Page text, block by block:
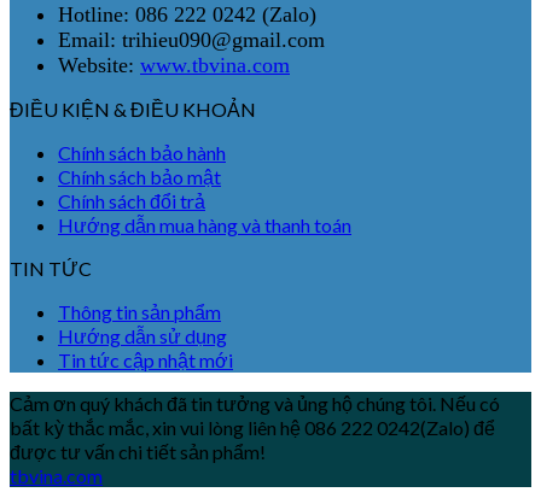
Hotline: 086 222 0242 (Zalo)
Email: trihieu090@gmail.com
Website: www.tbvina.com
ĐIỀU KIỆN & ĐIỀU KHOẢN
Chính sách bảo hành
Chính sách bảo mật
Chính sách đổi trả
Hướng dẫn mua hàng và thanh toán
TIN TỨC
Thông tin sản phẩm
Hướng dẫn sử dụng
Tin tức cập nhật mới
Cảm ơn quý khách đã tin tưởng và ủng hộ chúng tôi. Nếu có
bất kỳ thắc mắc, xin vui lòng liên hệ 086 222 0242(Zalo) để
được tư vấn chi tiết sản phẩm!
tbvina.com